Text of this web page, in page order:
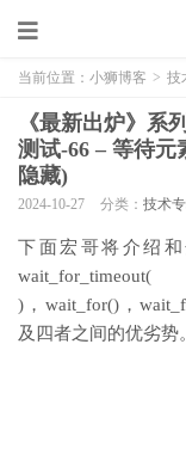
当前位置： 小狮博客 > 技
《最新出炉》系
测试-66 – 等待元
隐藏)
2024-10-27 分类： 技术
下面宏哥将介绍
wait_for_timeout(
)， wait_for()，
及四者之间的优劣势。